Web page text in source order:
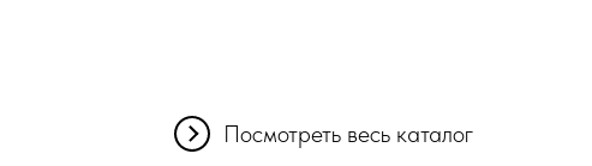
Посмотреть весь каталог